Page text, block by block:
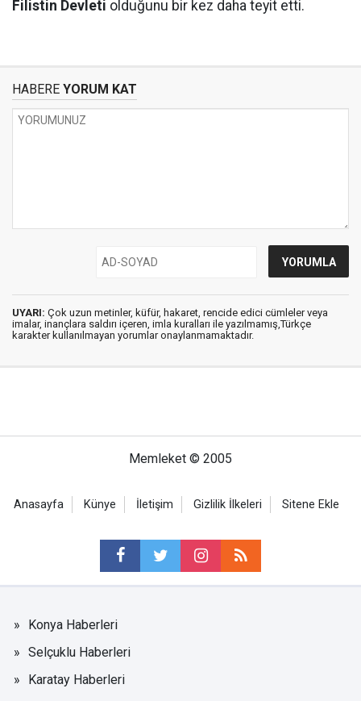
Filistin Devleti olduğunu bir kez daha teyit etti.
HABERE YORUM KAT
UYARI: Çok uzun metinler, küfür, hakaret, rencide edici cümleler veya
imalar, inançlara saldırı içeren, imla kuralları ile yazılmamış,Türkçe
karakter kullanılmayan yorumlar onaylanmamaktadır.
Memleket © 2005
Anasayfa Künye İletişim Gizlilik İlkeleri Sitene Ekle
Konya Haberleri
Selçuklu Haberleri
Karatay Haberleri